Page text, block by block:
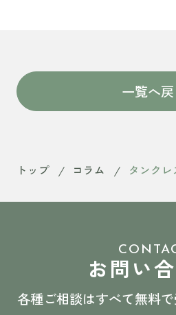
一覧へ戻
トップ コラム タンクレ
お問い
各種ご相談はすべて無料で